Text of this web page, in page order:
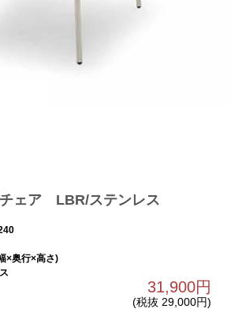
ェア LBR/ステンレス
×奥行×高さ)
31,900円
(税抜 29,000円)